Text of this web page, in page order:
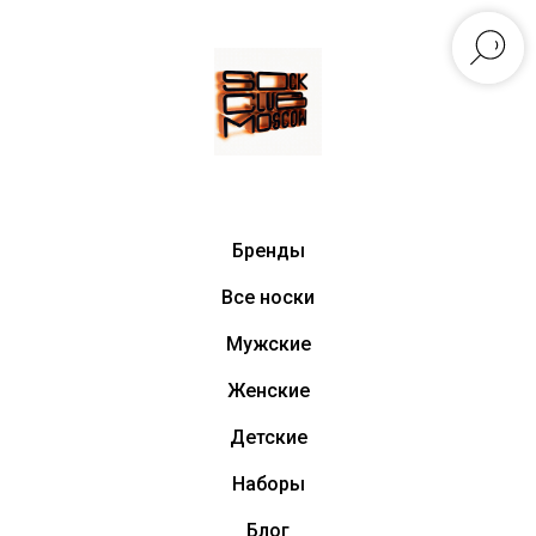
Бренды
Все носки
Мужские
Женские
Детские
Наборы
Блог